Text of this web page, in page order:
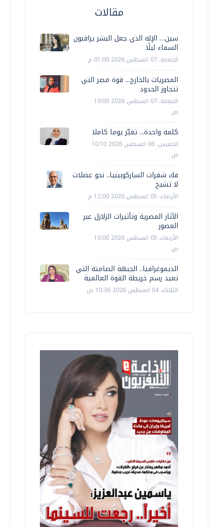
مقالات
سين… الإله الذي جعل البشر يراقبون
السماء ليلًا
الجمعة، 07 اغسطس 2026 01:00 م
المصريات بالخارج... قوة مصر التي
تتجاوز الحدود
الجمعة، 07 اغسطس 2026 10:00
ص
كلمة واحدة... تغيّر يوما كاملا
الخميس، 06 اغسطس 2026 10:10
ص
فك شفرات الساركوبينيا.. نحو عضلات
لا تشيخ
الأربعاء، 05 اغسطس 2026 12:00 م
الآثار المصرية وتأثيرات الزلازل عبر
العصور
الأربعاء، 05 اغسطس 2026 10:00
ص
الديموغرافيا.. الجبهة الصامتة التي
تعيد رسم خريطة القوة العالمية
الثلاثاء، 04 اغسطس 2026 10:36 ص